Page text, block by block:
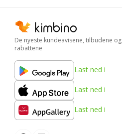
De nyeste kundeavisene, tilbudene og
rabattene
Last ned i
Last ned i
Last ned i